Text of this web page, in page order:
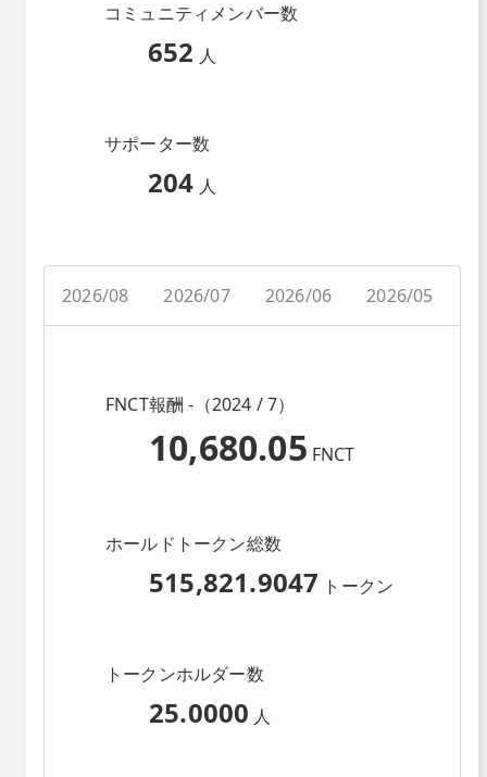
コミュニティメンバー数
652 人
サポーター数
204 人
2026/08 2026/07 2026/06 2026/05
FNCT報酬 -（2024 / 7）
10,680.05 FNCT
ホールドトークン総数
515,821.9047 トークン
トークンホルダー数
25.0000 人